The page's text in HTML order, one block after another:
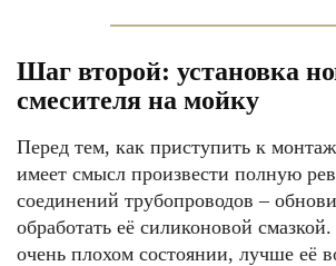
Шаг второй: установка
смесителя на мойку
Перед тем, как приступить к
имеет смысл произвести полную
соединений трубопроводов –
обработать её силиконовой
очень плохом состоянии, лучше её